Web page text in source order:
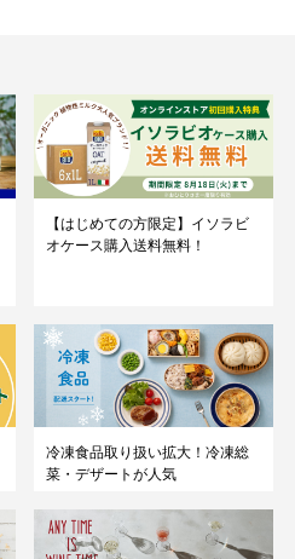
【はじめての方限定】イソラビ
オケース購入送料無料！
冷凍食品取り扱い拡大！冷凍総
菜・デザートが人気